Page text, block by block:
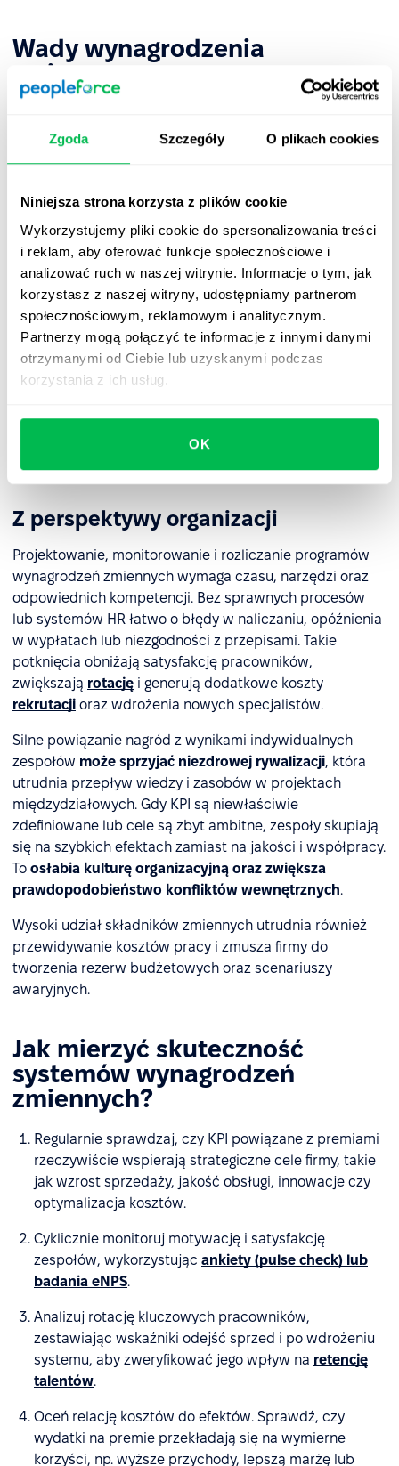
Zgoda Szczegóły O plikach cookies
Niniejsza strona korzysta z plików cookie
Wykorzystujemy pliki cookie do spersonalizowania treści
i reklam, aby oferować funkcje społecznościowe i
analizować ruch w naszej witrynie. Informacje o tym, jak
korzystasz z naszej witryny, udostępniamy partnerom
społecznościowym, reklamowym i analitycznym.
Partnerzy mogą połączyć te informacje z innymi danymi
otrzymanymi od Ciebie lub uzyskanymi podczas
korzystania z ich usług.
OK
Wady wynagrodzenia
zmiennego
Z perspektywy pracownika
Badania branżowe
poczucie bezpieczeństwa finansowego. W efekcie część
osób może wybierać firmy oferujące wyższe płace stałe,
nawet kosztem potencjalnie większych nagród. Gdy na
wyniki wpływają czynniki zewnętrzne, takie jak spadki
sprzedaży wywołane kryzysem, brak stabilności
dochodów dodatkowo potęguje frustrację.
Jeżeli zasady przyznawania wynagrodzenia zmiennego
są niejasne lub zespoły mają nierówne szanse realizacji
zaangażowania. Gdy natomiast wynagrodzenie zmienne
staje się przewidywalne lub zaczyna być traktowane
Z perspektywy organizacji
Projektowanie, monitorowanie i rozliczanie programów
wynagrodzeń zmiennych wymaga czasu, narzędzi oraz
odpowiednich kompetencji. Bez sprawnych procesów
lub systemów HR łatwo o błędy w naliczaniu, opóźnienia
w wypłatach lub niezgodności z przepisami. Takie
potknięcia obniżają satysfakcję pracowników,
zwiększają rotację i generują dodatkowe koszty
rekrutacji oraz wdrożenia nowych specjalistów.
Silne powiązanie nagród z wynikami indywidualnych
zespołów może sprzyjać niezdrowej rywalizacji, która
utrudnia przepływ wiedzy i zasobów w projektach
międzydziałowych. Gdy KPI są niewłaściwie
zdefiniowane lub cele są zbyt ambitne, zespoły skupiają
się na szybkich efektach zamiast na jakości i współpracy.
To osłabia kulturę organizacyjną oraz zwiększa
prawdopodobieństwo konfliktów wewnętrznych.
Wysoki udział składników zmiennych utrudnia również
przewidywanie kosztów pracy i zmusza firmy do
tworzenia rezerw budżetowych oraz scenariuszy
awaryjnych.
Jak mierzyć skuteczność
systemów wynagrodzeń
zmiennych?
Regularnie sprawdzaj, czy KPI powiązane z premiami
rzeczywiście wspierają strategiczne cele firmy, takie
jak wzrost sprzedaży, jakość obsługi, innowacje czy
optymalizacja kosztów.
Cyklicznie monitoruj motywację i satysfakcję
zespołów, wykorzystując ankiety (pulse check) lub
badania eNPS.
Analizuj rotację kluczowych pracowników,
zestawiając wskaźniki odejść sprzed i po wdrożeniu
systemu, aby zweryfikować jego wpływ na retencję
talentów.
Oceń relację kosztów do efektów. Sprawdź, czy
wydatki na premie przekładają się na wymierne
korzyści, np. wyższe przychody, lepszą marżę lub